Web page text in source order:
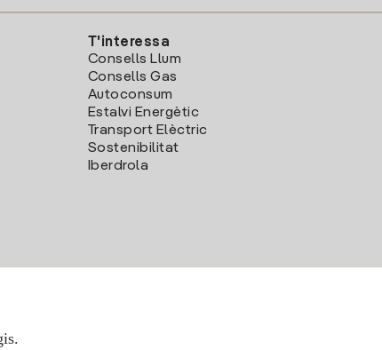
T'interessa
Consells Llum
Consells Gas
Autoconsum
Estalvi Energètic
Transport Elèctric
Sostenibilitat
Iberdrola